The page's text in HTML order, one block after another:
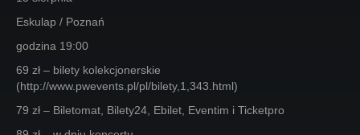
Eskulap / Poznań
godzina 19:00
69 zł – bilety kolekcjonerskie
(http://www.pwevents.pl/pl/bilety,1,343.html)
79 zł – Biletomat, Bilety24, Ebilet, Eventim i Ticketpro